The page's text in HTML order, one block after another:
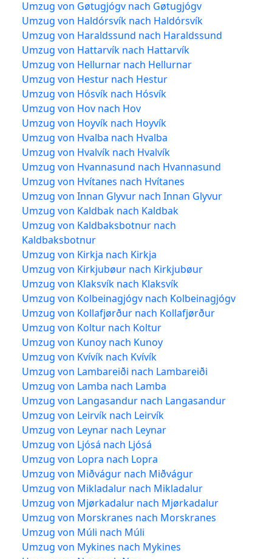
Umzug von Gøtugjógv nach Gøtugjógv
Umzug von Haldórsvík nach Haldórsvík
Umzug von Haraldssund nach Haraldssund
Umzug von Hattarvík nach Hattarvík
Umzug von Hellurnar nach Hellurnar
Umzug von Hestur nach Hestur
Umzug von Hósvík nach Hósvík
Umzug von Hov nach Hov
Umzug von Hoyvík nach Hoyvík
Umzug von Hvalba nach Hvalba
Umzug von Hvalvík nach Hvalvík
Umzug von Hvannasund nach Hvannasund
Umzug von Hvítanes nach Hvítanes
Umzug von Innan Glyvur nach Innan Glyvur
Umzug von Kaldbak nach Kaldbak
Umzug von Kaldbaksbotnur nach
Kaldbaksbotnur
Umzug von Kirkja nach Kirkja
Umzug von Kirkjubøur nach Kirkjubøur
Umzug von Klaksvík nach Klaksvík
Umzug von Kolbeinagjógv nach Kolbeinagjógv
Umzug von Kollafjørður nach Kollafjørður
Umzug von Koltur nach Koltur
Umzug von Kunoy nach Kunoy
Umzug von Kvívík nach Kvívík
Umzug von Lambareiði nach Lambareiði
Umzug von Lamba nach Lamba
Umzug von Langasandur nach Langasandur
Umzug von Leirvík nach Leirvík
Umzug von Leynar nach Leynar
Umzug von Ljósá nach Ljósá
Umzug von Lopra nach Lopra
Umzug von Miðvágur nach Miðvágur
Umzug von Mikladalur nach Mikladalur
Umzug von Mjørkadalur nach Mjørkadalur
Umzug von Morskranes nach Morskranes
Umzug von Múli nach Múli
Umzug von Mykines nach Mykines